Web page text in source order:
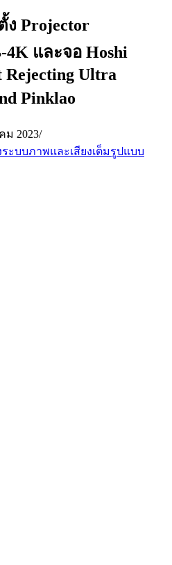
Projector
4K และจอ Hoshi
Rejecting Ultra
Pinklao
ม 2023
ระบบภาพและเสียงเต็มรูปแบบ